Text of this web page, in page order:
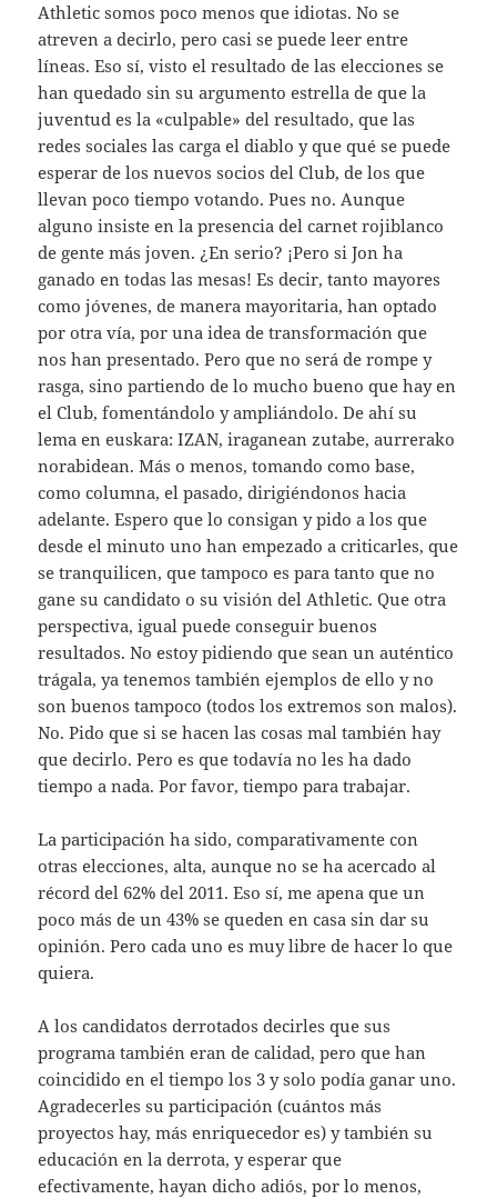
Athletic somos poco menos que idiotas. No se
atreven a decirlo, pero casi se puede leer entre
líneas. Eso sí, visto el resultado de las elecciones se
han quedado sin su argumento estrella de que la
juventud es la «culpable» del resultado, que las
redes sociales las carga el diablo y que qué se puede
esperar de los nuevos socios del Club, de los que
llevan poco tiempo votando. Pues no. Aunque
alguno insiste en la presencia del carnet rojiblanco
de gente más joven. ¿En serio? ¡Pero si Jon ha
ganado en todas las mesas! Es decir, tanto mayores
como jóvenes, de manera mayoritaria, han optado
por otra vía, por una idea de transformación que
nos han presentado. Pero que no será de rompe y
rasga, sino partiendo de lo mucho bueno que hay en
el Club, fomentándolo y ampliándolo. De ahí su
lema en euskara: IZAN, iraganean zutabe, aurrerako
norabidean. Más o menos, tomando como base,
como columna, el pasado, dirigiéndonos hacia
adelante. Espero que lo consigan y pido a los que
desde el minuto uno han empezado a criticarles, que
se tranquilicen, que tampoco es para tanto que no
gane su candidato o su visión del Athletic. Que otra
perspectiva, igual puede conseguir buenos
resultados. No estoy pidiendo que sean un auténtico
trágala, ya tenemos también ejemplos de ello y no
son buenos tampoco (todos los extremos son malos).
No. Pido que si se hacen las cosas mal también hay
que decirlo. Pero es que todavía no les ha dado
tiempo a nada. Por favor, tiempo para trabajar.
La participación ha sido, comparativamente con
otras elecciones, alta, aunque no se ha acercado al
récord del 62% del 2011. Eso sí, me apena que un
poco más de un 43% se queden en casa sin dar su
opinión. Pero cada uno es muy libre de hacer lo que
quiera.
A los candidatos derrotados decirles que sus
programa también eran de calidad, pero que han
coincidido en el tiempo los 3 y solo podía ganar uno.
Agradecerles su participación (cuántos más
proyectos hay, más enriquecedor es) y también su
educación en la derrota, y esperar que
efectivamente, hayan dicho adiós, por lo menos,